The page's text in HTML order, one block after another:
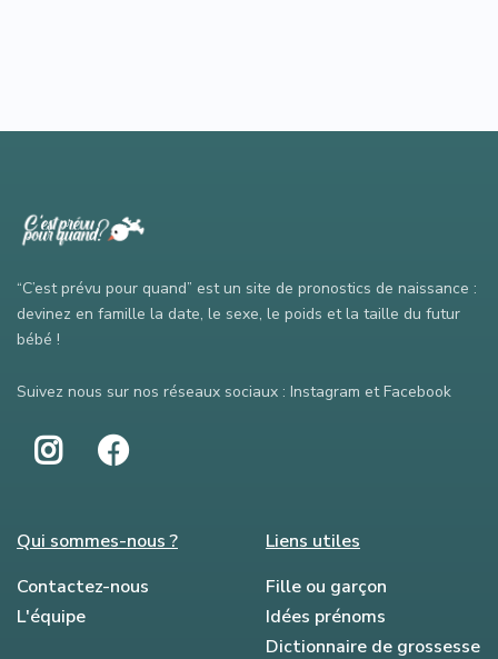
“C’est prévu pour quand” est un site de pronostics de naissance :
devinez en famille la date, le sexe, le poids et la taille du futur
bébé !
Suivez nous sur nos réseaux sociaux : Instagram et Facebook
Qui sommes-nous ?
Contactez-nous
L'équipe
Liens utiles
Fille ou garçon
Idées prénoms
Dictionnaire de grossesse